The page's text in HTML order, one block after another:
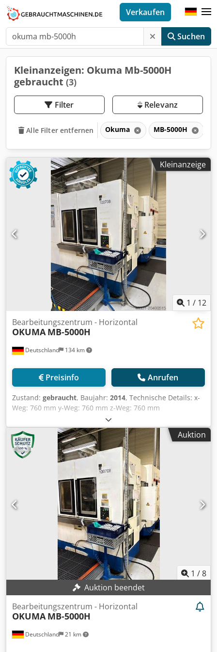
Suchen
Verkaufen
Kleinanzeigen: Okuma Mb-5000H
gebraucht (3)
Filter Relevanz
Alle Filter entfernen Okuma MB-5000H
Kleinanzeige
1 / 12
Deutschland 134 km
Bearbeitungszentrum - Horizontal
OKUMA MB-5000H
Preisinfo Anrufen
Zustand: gebraucht, Baujahr: 2014, Technische Details: x-
Weg: 760 mm y-Weg: 760 mm z-Weg: 760 mm
Credpfxsxrwpdj Al Tef Gesamtleistungsbedarf: 43 kW
Maschinengewicht ca.: 11,5 t Raumbedarf ca.: 2,7 x 4,73 x
2,87 m max. Belastung des Tisches: 500 kg
Auktion
1 /8
Auktion beendet
Deutschland 21 km
Bearbeitungszentrum - Horizontal
OKUMA MB-5000H